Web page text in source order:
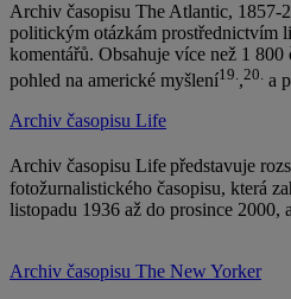
Archiv časopisu The Atlantic, 1857-
politickým otázkám prostřednictvím
komentářů. Obsahuje více než 1
pohled na americké myšlení19.,20. a
Archiv časopisu Life
Archiv časopisu Lifepředstavuje
fotožurnalistického časopisu, která
listopadu 1936 až do prosince 2000,
Archiv časopisu The New Yorker